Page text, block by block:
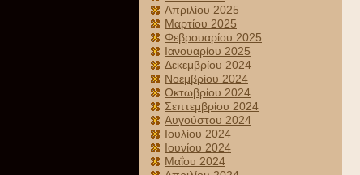
Απριλίου 2025
Μαρτίου 2025
Φεβρουαρίου 2025
Ιανουαρίου 2025
Δεκεμβρίου 2024
Νοεμβρίου 2024
Οκτωβρίου 2024
Σεπτεμβρίου 2024
Αυγούστου 2024
Ιουλίου 2024
Ιουνίου 2024
Μαΐου 2024